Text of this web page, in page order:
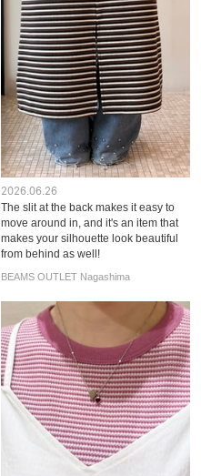
2026.06.26
The slit at the back makes it easy to
move around in, and it's an item that
makes your silhouette look beautiful
from behind as well!
BEAMS OUTLET Nagashima